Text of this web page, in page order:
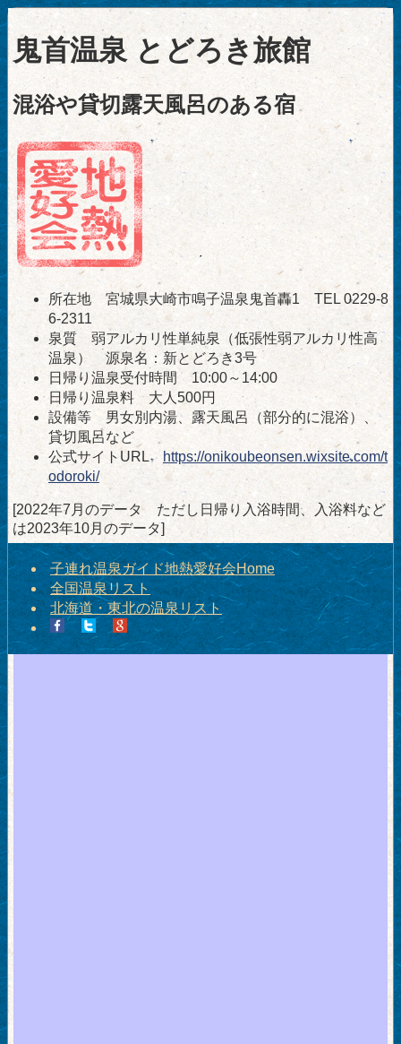
鬼首温泉 とどろき旅館
混浴や貸切露天風呂のある宿
所在地 宮城県大崎市鳴子温泉鬼首轟1 TEL 0229-8
6-2311
泉質 弱アルカリ性単純泉（低張性弱アルカリ性高
温泉） 源泉名：新とどろき3号
日帰り温泉受付時間 10:00～14:00
日帰り温泉料 大人500円
設備等 男女別内湯、露天風呂（部分的に混浴）、
貸切風呂など
公式サイトURL https://onikoubeonsen.wixsite.com/t
odoroki/
[2022年7月のデータ ただし日帰り入浴時間、入浴料など
は2023年10月のデータ]
子連れ温泉ガイド地熱愛好会Home
全国温泉リスト
北海道・東北の温泉リスト